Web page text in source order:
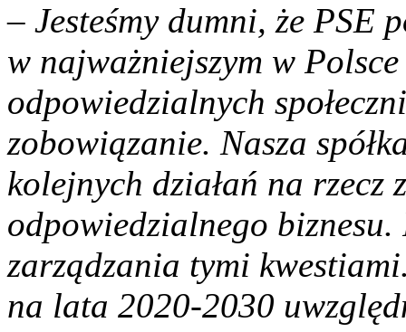
– Jesteśmy dumni, że PSE
w najważniejszym w
odpowiedzialnych
zobowiązanie. Nasza
kolejnych działań na
odpowiedzialnego
zarządzania tymi
na lata 2020-2030